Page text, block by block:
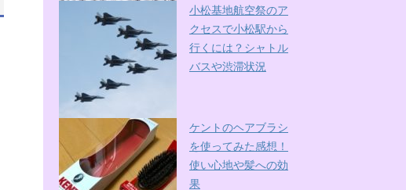
小松基地航空祭のア
クセスで小松駅から
行くには？シャトル
バスや渋滞状況
ケントのヘアブラシ
を使ってみた感想！
使い心地や髪への効
果